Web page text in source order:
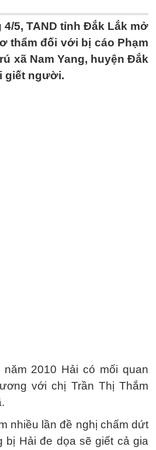
4/5, TAND tỉnh Đắk Lắk mở
thẩm đối với bị cáo Phạm
xã Nam Yang, huyện Đắk
giết người.
2010 Hải có mối quan
với chị Trần Thị Thắm
nhiều lần đề nghị chấm dứt
bị Hải đe dọa sẽ giết cả gia